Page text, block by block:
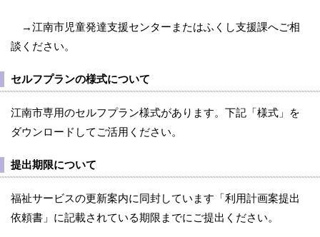
→江南市児童発達支援センターまたはふくし支援課へご相
談ください。
セルフプランの様式について
江南市専用のセルフプラン様式があります。下記「様式」を
ダウンロードしてご活用ください。
提出期限について
福祉サービスの更新案内に同封しています「利用計画案提出
依頼書」に記載されている期限までにご提出ください。